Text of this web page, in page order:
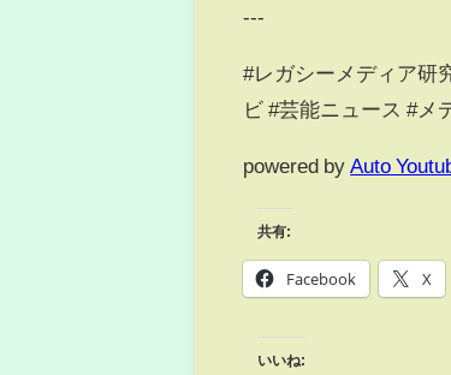
---
#レガシーメディア研
ビ #芸能ニュース #メ
powered by Auto
共有:
Facebook X
いいね: